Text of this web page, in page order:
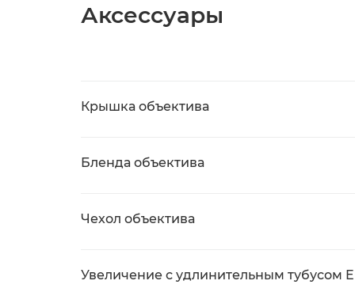
Аксессуары
Крышка объектива
Бленда объектива
Чехол объектива
Увеличение с удлинительным тубусом